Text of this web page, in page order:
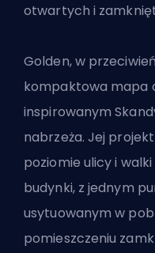
otwartych i
Golden, w
kompaktowa mapa
inspirowanym
nabrzeża. Jej
poziomie ulicy i
budynki, z jednym
usytuowanym w
pomieszczeniu